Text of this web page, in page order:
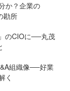
か？企業の
勘所
のCIOに──丸茂
組織像──好業
く